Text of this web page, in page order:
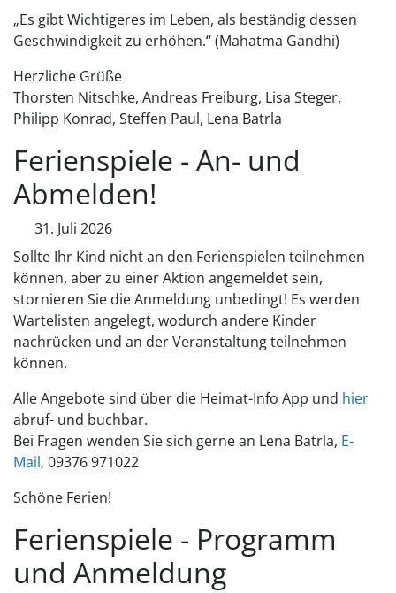
„Es gibt Wichtigeres im Leben, als beständig dessen
Geschwindigkeit zu erhöhen.“ (Mahatma Gandhi)
Herzliche Grüße
Thorsten Nitschke, Andreas Freiburg, Lisa Steger,
Philipp Konrad, Steffen Paul, Lena Batrla
Ferienspiele - An- und
Abmelden!
31. Juli 2026
Sollte Ihr Kind nicht an den Ferienspielen teilnehmen
können, aber zu einer Aktion angemeldet sein,
stornieren Sie die Anmeldung unbedingt! Es werden
Wartelisten angelegt, wodurch andere Kinder
nachrücken und an der Veranstaltung teilnehmen
können.
Alle Angebote sind über die Heimat-Info App und hier
abruf- und buchbar.
Bei Fragen wenden Sie sich gerne an Lena Batrla, E-
Mail, 09376 971022
Schöne Ferien!
Ferienspiele - Programm
und Anmeldung